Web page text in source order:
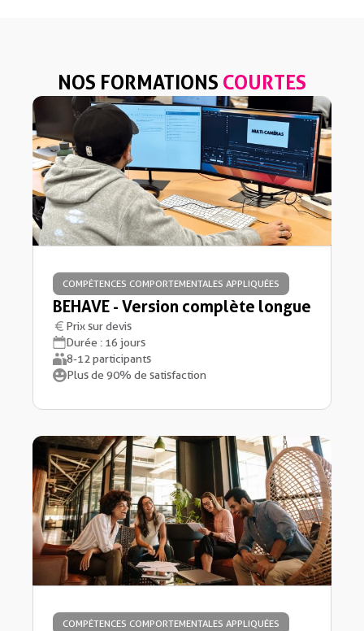
NOS FORMATIONS COURTES
COMPÉTENCES COMPORTEMENTALES APPLIQUÉES
BEHAVE - Version complète longue
Prix sur devis
Durée : 16 jours
8-12 participants
Plus de 90% de satisfaction
COMPÉTENCES COMPORTEMENTALES APPLIQUÉES